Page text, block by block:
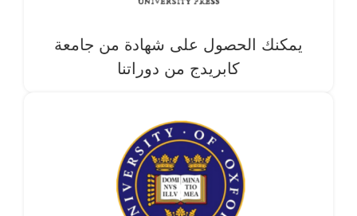
يمكنك الحصول على شهادة من جامعة
كابريدج من دوراتنا